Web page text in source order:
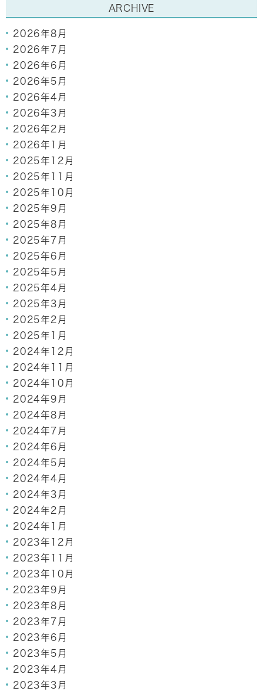
ARCHIVE
2026年8月
2026年7月
2026年6月
2026年5月
2026年4月
2026年3月
2026年2月
2026年1月
2025年12月
2025年11月
2025年10月
2025年9月
2025年8月
2025年7月
2025年6月
2025年5月
2025年4月
2025年3月
2025年2月
2025年1月
2024年12月
2024年11月
2024年10月
2024年9月
2024年8月
2024年7月
2024年6月
2024年5月
2024年4月
2024年3月
2024年2月
2024年1月
2023年12月
2023年11月
2023年10月
2023年9月
2023年8月
2023年7月
2023年6月
2023年5月
2023年4月
2023年3月